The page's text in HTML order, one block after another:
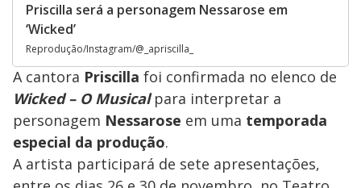
Priscilla será a personagem Nessarose em
‘Wicked’
Reprodução/Instagram/@_apriscilla_
A cantora Priscilla foi confirmada no elenco de
Wicked – O Musical para interpretar a
personagem Nessarose em uma temporada
especial da produção.
A artista participará de sete apresentações,